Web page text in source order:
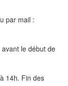
par mail :
le début de
14h. Fin des